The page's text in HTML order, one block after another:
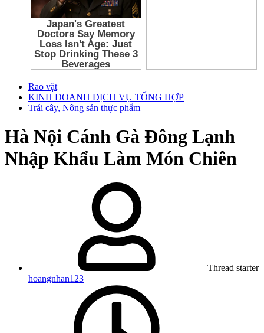
Rao vặt
KINH DOANH DỊCH VỤ TỔNG HỢP
Trái cây, Nông sản thực phẩm
Hà Nội Cánh Gà Đông Lạnh
Nhập Khẩu Làm Món Chiên
Thread starter
hoangnhan123